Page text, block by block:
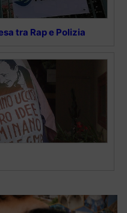
tra Rap e Polizia